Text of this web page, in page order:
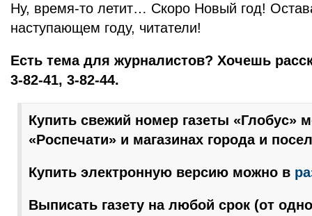
Ну, время-то летит… Скоро Новый год!
наступающем году, читатели!
Есть тема для журналистов? Хочешь
3-82-41, 3-82-44.
Купить свежий номер газеты «Глобус»
«Роспечати» и магазинах города и
Купить электронную версию можно в
Выписать газету на любой срок (от